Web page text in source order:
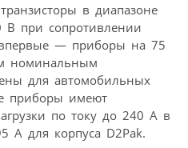
в диапазоне
при сопротивлении
— приборы на 75
номинальным
для автомобильных
приборы имеют
по току до 240 А в
А для корпуса D2Pak.